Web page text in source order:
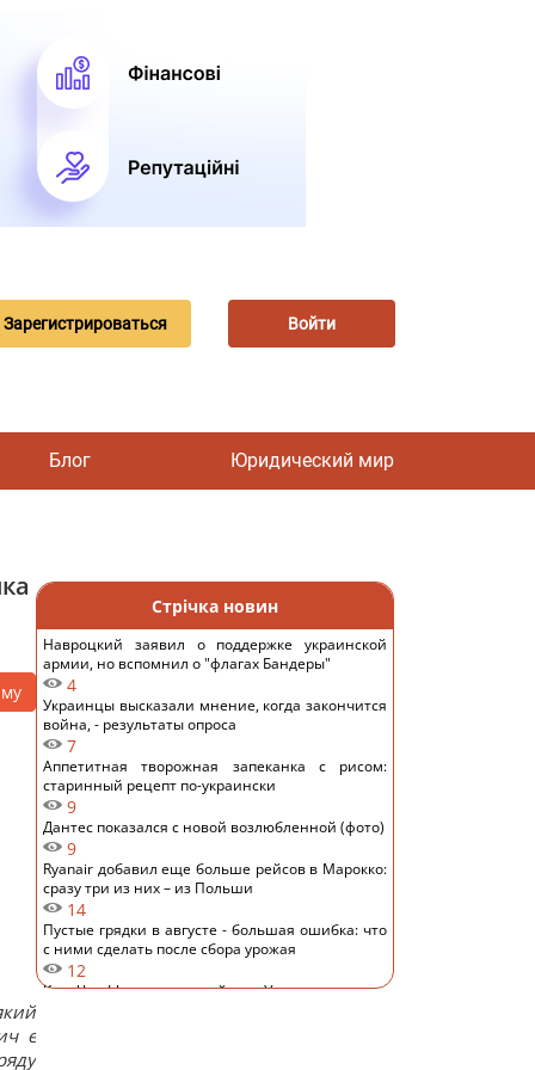
Зарегистрироваться Войти
Блог Юридический мир
є
Стрічка новин
Навроцкий заявил о поддержке украинской
армии, но вспомнил о "флагах Бандеры"
4
Украинцы высказали мнение, когда закончится
война, - результаты опроса
7
Аппетитная творожная запеканка с рисом:
старинный рецепт по-украински
9
Дантес показался с новой возлюбленной (фото)
9
Ryanair добавил еще больше рейсов в Марокко:
сразу три из них – из Польши
14
Пустые грядки в августе - большая ошибка: что
с ними сделать после сбора урожая
12
Ким Чен Ын с начала войны в Украине получил